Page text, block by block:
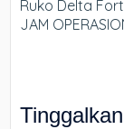
Ruko Delta
JAM